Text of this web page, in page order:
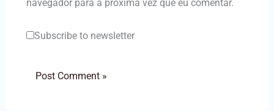
navegador para a próxima vez que eu comentar.
Subscribe to newsletter